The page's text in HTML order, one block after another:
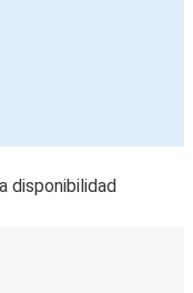
disponibilidad